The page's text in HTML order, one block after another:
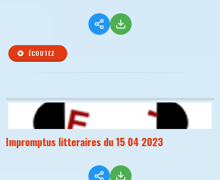
ÉCOUTEZ
Impromptus litteraires du 15 04 2023